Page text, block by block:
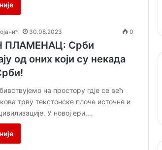
30.08.2023 0
ПЛАМЕНАЦ: Срби
од оних који су некада
на простору гдје се већ
трву текстонске плоче источне и
У новој ери,…